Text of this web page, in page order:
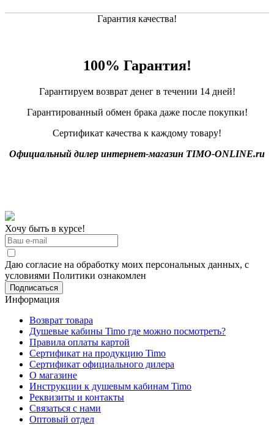
Гарантия качества!
100% Гарантия!
Гарантируем возврат денег в течении 14 дней!
Гарантированный обмен брака даже после покупки!
Сертификат качества к каждому товару!
Официальный дилер интернет-магазин TIMO-ONLINE.ru
Хочу быть в курсе!
Даю согласие на обработку моих персональных данных, с
условиями Политики ознакомлен
Информация
Возврат товара
Душевые кабины Timo где можно посмотреть?
Правила оплаты картой
Сертификат на продукцию Timo
Сертификат официального дилера
О магазине
Инструкции к душевым кабинам Timo
Реквизиты и контакты
Связаться с нами
Оптовый отдел